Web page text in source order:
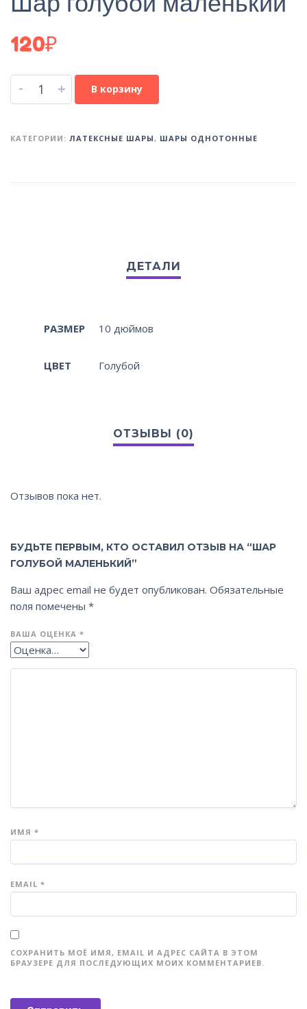
120₽
- + В корзину
КАТЕГОРИИ: ЛАТЕКСНЫЕ ШАРЫ, ШАРЫ ОДНОТОННЫЕ
РАЗМЕР 10 дюймов
ЦВЕТ Голубой
Отзывов пока нет.
БУДЬТЕ ПЕРВЫМ, КТО ОСТАВИЛ ОТЗЫВ НА “ШАР
ГОЛУБОЙ МАЛЕНЬКИЙ”
Ваш адрес email не будет опубликован. Обязательные
поля помечены *
ВАША ОЦЕНКА *
ИМЯ *
EMAIL *
СОХРАНИТЬ МОЁ ИМЯ, EMAIL И АДРЕС САЙТА В ЭТОМ
БРАУЗЕРЕ ДЛЯ ПОСЛЕДУЮЩИХ МОИХ КОММЕНТАРИЕВ.